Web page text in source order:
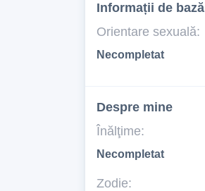
Informații de bază
Orientare sexuală:
Necompletat
Despre mine
Înălţime:
Necompletat
Zodie: